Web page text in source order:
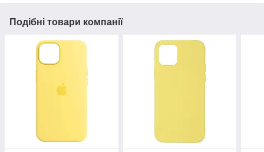
Подібні товари компанії